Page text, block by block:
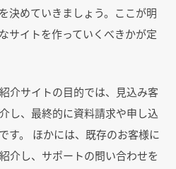
決めていきましょう。ここが明
サイトを作っていくべきかが定
介サイトの目的では、見込み客
し、最終的に資料請求や申し込
す。 ほかには、既存のお客様に
介し、サポートの問い合わせを